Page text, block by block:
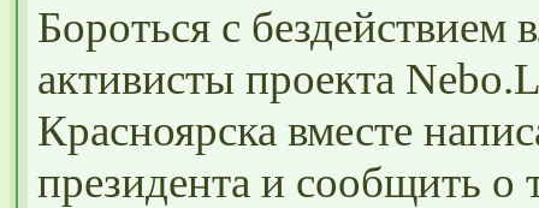
Бороться с бездействием
активисты проекта
Красноярска вместе
президента и сообщить о